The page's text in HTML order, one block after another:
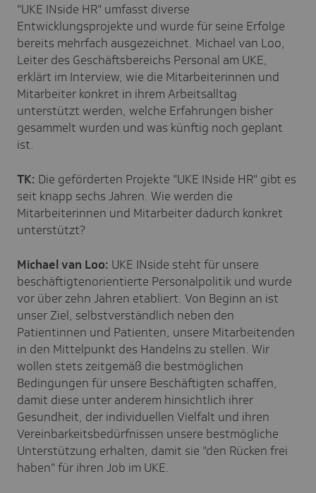
"UKE INside HR" umfasst diverse
Entwicklungsprojekte und wurde für seine Erfolge
bereits mehrfach ausgezeichnet. Michael van Loo,
Leiter des Geschäftsbereichs Personal am UKE,
erklärt im Interview, wie die Mitarbeiterinnen und
Mitarbeiter konkret in ihrem Arbeitsalltag
unterstützt werden, welche Erfahrungen bisher
gesammelt wurden und was künftig noch geplant
ist.
TK: Die geförderten Projekte "UKE INside HR" gibt es
seit knapp sechs Jahren. Wie werden die
Mitarbeiterinnen und Mitarbeiter dadurch konkret
unterstützt?
Michael van Loo: UKE INside steht für unsere
beschäftigtenorientierte Personalpolitik und wurde
vor über zehn Jahren etabliert. Von Beginn an ist
unser Ziel, selbstverständlich neben den
Patientinnen und Patienten, unsere Mitarbeitenden
in den Mittelpunkt des Handelns zu stellen. Wir
wollen stets zeitgemäß die bestmöglichen
Bedingungen für unsere Beschäftigten schaffen,
damit diese unter anderem hinsichtlich ihrer
Gesundheit, der individuellen Vielfalt und ihren
Vereinbarkeitsbedürfnissen unsere bestmögliche
Unterstützung erhalten, damit sie "den Rücken frei
haben" für ihren Job im UKE.